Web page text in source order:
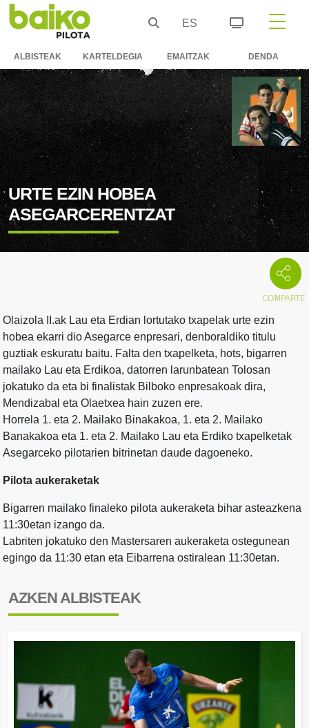
ES
ALBISTEAK KARTELDEGIA EMAITZAK DENDA
URTE EZIN HOBEA
ASEGARCERENTZAT
Olaizola II.ak Lau eta Erdian lortutako txapelak urte ezin
hobea ekarri dio Asegarce enpresari, denboraldiko titulu
guztiak eskuratu baitu. Falta den txapelketa, hots, bigarren
mailako Lau eta Erdikoa, datorren larunbatean Tolosan
jokatuko da eta bi finalistak Bilboko enpresakoak dira,
Mendizabal eta Olaetxea hain zuzen ere.
Horrela 1. eta 2. Mailako Binakakoa, 1. eta 2. Mailako
Banakakoa eta 1. eta 2. Mailako Lau eta Erdiko txapelketak
Asegarceko pilotarien bitrinetan daude dagoeneko.
Pilota aukeraketak
Bigarren mailako finaleko pilota aukeraketa bihar asteazkena
11:30etan izango da.
Labriten jokatuko den Mastersaren aukeraketa ostegunean
egingo da 11:30 etan eta Eibarrena ostiralean 11:30etan.
AZKEN ALBISTEAK